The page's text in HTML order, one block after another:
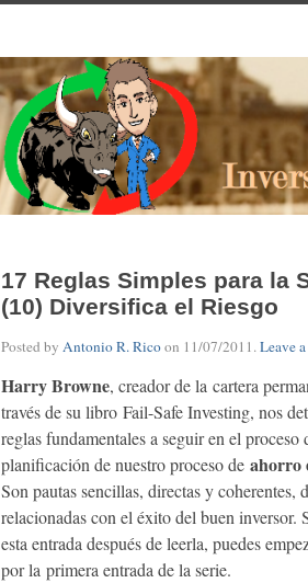
17 Reglas Simples para la
(10) Diversifica el Riesgo
Posted by Antonio R. Ricoon 11/07/2011.Leave
Harry Browne, creador de la cartera
través de su libro Fail-Safe Investing, nos
reglas fundamentales a seguir en el proceso
planificación de nuestro proceso de ahorro
Son pautas sencillas, directas y coherentes,
relacionadas con el éxito del buen inversor.
esta entrada después de leerla, puedes
por la primera entrada de la serie.